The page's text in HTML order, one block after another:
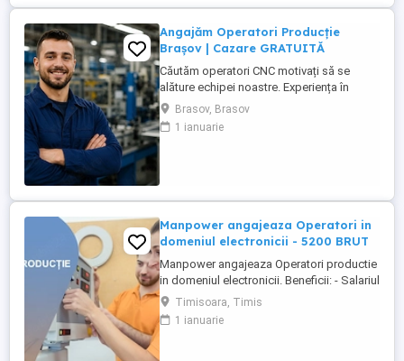
Angajăm Operatori Producție
Brașov | Cazare GRATUITĂ
Căutăm operatori CNC motivați să se
alăture echipei noastre. Experiența în
domeniu reprezintă un avantaj. Oferim:
Cazare GRATUITĂ în apartamente complet
utilate; Pachet salarial atractiv; Transport
Brasov, Brasov
1 ianuarie
Manpower angajeaza Operatori in
domeniul electronicii - 5200 BRUT
Manpower angajeaza Operatori productie
in domeniul electronicii. Beneficii: - Salariul
- 5200 (in functie de experienta in
domeniul electronicii); - Tichete de masa
de 35 de lei zi lucratoare; - Mediu de lucru
Timisoara, Timis
1 ianuarie